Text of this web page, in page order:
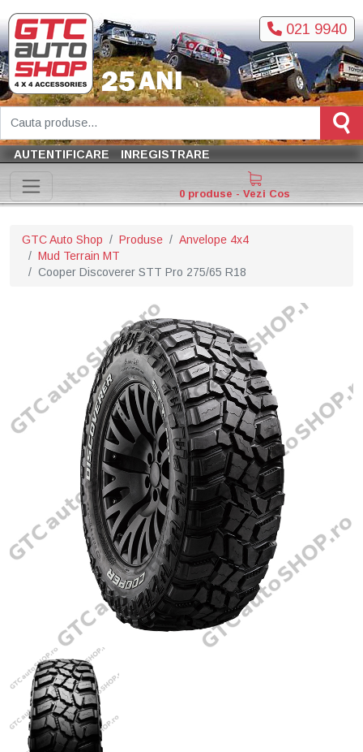
021 9940
AUTENTIFICARE INREGISTRARE
0 produse - Vezi Cos
GTC Auto Shop Produse
Anvelope 4x4
Mud Terrain MT
Cooper Discoverer STT Pro 275/65 R18